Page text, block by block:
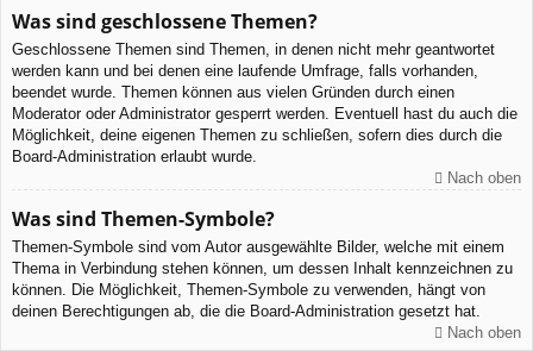
Was sind geschlossene Themen?
Geschlossene Themen sind Themen, in denen nicht mehr geantwortet
werden kann und bei denen eine laufende Umfrage, falls vorhanden,
beendet wurde. Themen können aus vielen Gründen durch einen
Moderator oder Administrator gesperrt werden. Eventuell hast du auch die
Möglichkeit, deine eigenen Themen zu schließen, sofern dies durch die
Board-Administration erlaubt wurde.
Nach oben
Was sind Themen-Symbole?
Themen-Symbole sind vom Autor ausgewählte Bilder, welche mit einem
Thema in Verbindung stehen können, um dessen Inhalt kennzeichnen zu
können. Die Möglichkeit, Themen-Symbole zu verwenden, hängt von
deinen Berechtigungen ab, die die Board-Administration gesetzt hat.
Nach oben